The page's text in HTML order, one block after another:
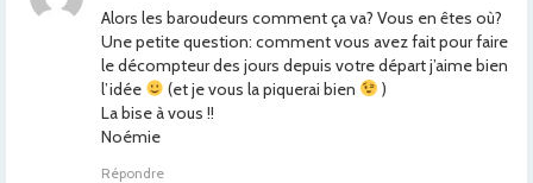
Alors les baroudeurs comment ça va? Vous en êtes où?
Une petite question: comment vous avez fait pour faire
le décompteur des jours depuis votre départ j’aime bien
l’idée
(et je vous la piquerai bien
)
La bise à vous !!
Noémie
Répondre